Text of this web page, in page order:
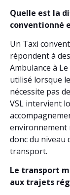
Quelle est la
conventionné
Un Taxi
répondent à
Ambulance à
utilisé lorsque
nécessite pas
VSL intervient
environnement
donc du niveau
transport.
Le transport
aux trajets